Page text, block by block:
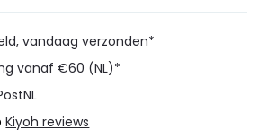
vandaag verzonden*
vanaf €60 (NL)*
Kiyoh reviews